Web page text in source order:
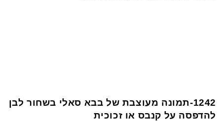
1242-תמונה מעוצבת של בבא סאלי בשחור לבן
להדפסה על קנבס או זכוכית